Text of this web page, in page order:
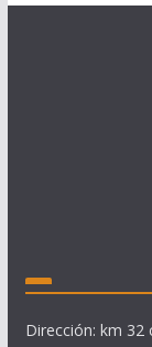
Dirección: km 32